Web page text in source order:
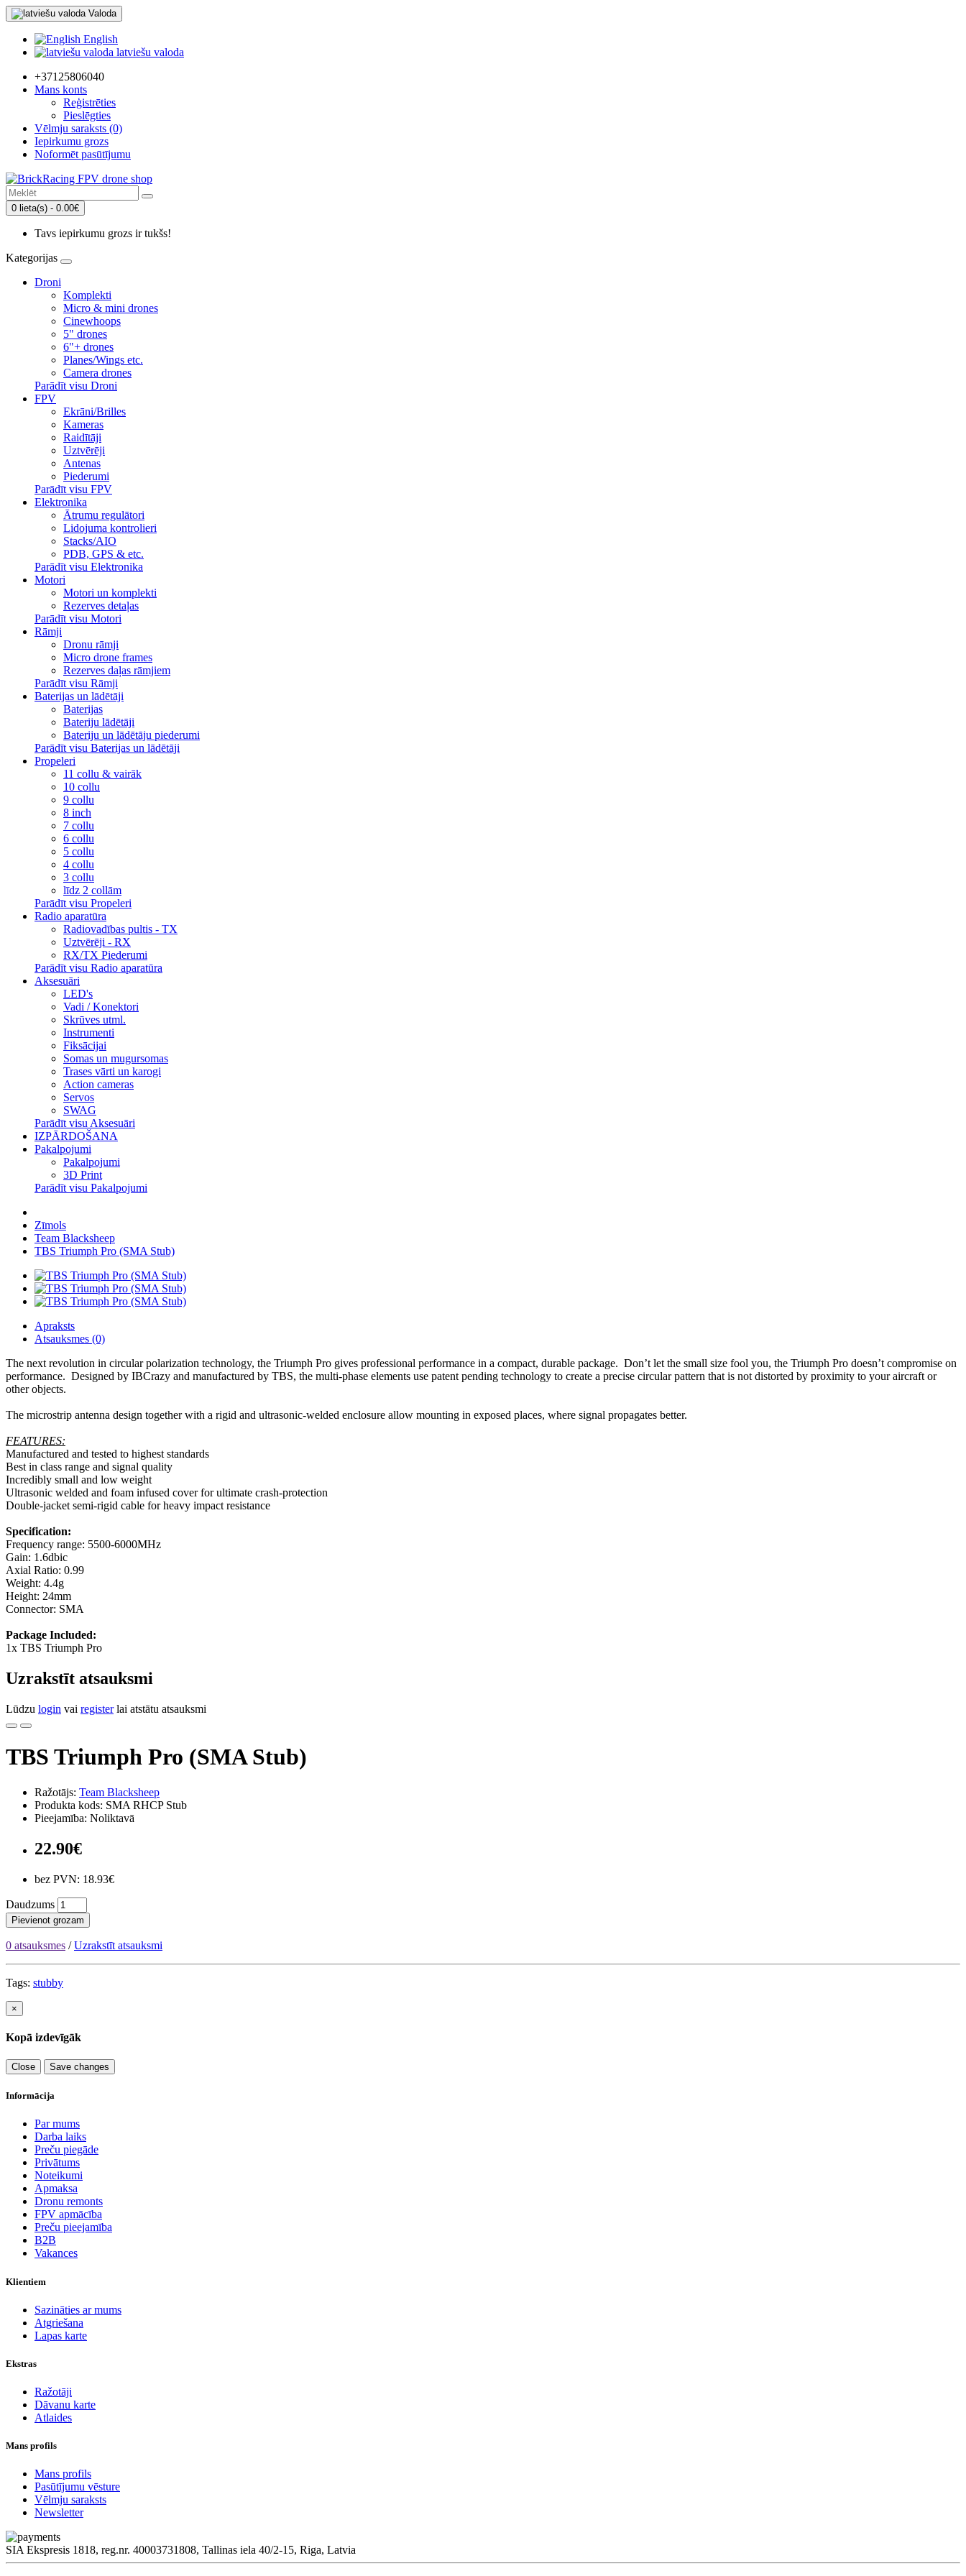
Valoda
English
latviešu valoda
+37125806040
Mans konts
Reģistrēties
Pieslēgties
Vēlmju saraksts (0)
Iepirkumu grozs
Noformēt pasūtījumu
0 lieta(s) - 0.00€
Tavs iepirkumu grozs ir tukšs!
Kategorijas
Droni
Komplekti
Micro & mini drones
Cinewhoops
5" drones
6"+ drones
Planes/Wings etc.
Camera drones
Parādīt visu Droni
FPV
Ekrāni/Brilles
Kameras
Raidītāji
Uztvērēji
Antenas
Piederumi
Parādīt visu FPV
Elektronika
Ātrumu regulātori
Lidojuma kontrolieri
Stacks/AIO
PDB, GPS & etc.
Parādīt visu Elektronika
Motori
Motori un komplekti
Rezerves detaļas
Parādīt visu Motori
Rāmji
Dronu rāmji
Micro drone frames
Rezerves daļas rāmjiem
Parādīt visu Rāmji
Baterijas un lādētāji
Baterijas
Bateriju lādētāji
Bateriju un lādētāju piederumi
Parādīt visu Baterijas un lādētāji
Propeleri
11 collu & vairāk
10 collu
9 collu
8 inch
7 collu
6 collu
5 collu
4 collu
3 collu
līdz 2 collām
Parādīt visu Propeleri
Radio aparatūra
Radiovadības pultis - TX
Uztvērēji - RX
RX/TX Piederumi
Parādīt visu Radio aparatūra
Aksesuāri
LED's
Vadi / Konektori
Skrūves utml.
Instrumenti
Fiksācijai
Somas un mugursomas
Trases vārti un karogi
Action cameras
Servos
SWAG
Parādīt visu Aksesuāri
IZPĀRDOŠANA
Pakalpojumi
Pakalpojumi
3D Print
Parādīt visu Pakalpojumi
Zīmols
Team Blacksheep
TBS Triumph Pro (SMA Stub)
Apraksts
Atsauksmes (0)
The next revolution in circular polarization technology, the Triumph Pro gives professional performance in a compact, durable package. Don’t let the small size fool you, the Triumph Pro doesn’t compromise on
performance. Designed by IBCrazy and manufactured by TBS, the multi-phase elements use patent pending technology to create a precise circular pattern that is not distorted by proximity to your aircraft or
other objects.
The microstrip antenna design together with a rigid and ultrasonic-welded enclosure allow mounting in exposed places, where signal propagates better.
FEATURES:
Manufactured and tested to highest standards
Best in class range and signal quality
Incredibly small and low weight
Ultrasonic welded and foam infused cover for ultimate crash-protection
Double-jacket semi-rigid cable for heavy impact resistance
Specification:
Frequency range: 5500-6000MHz
Gain: 1.6dbic
Axial Ratio: 0.99
Weight: 4.4g
Height: 24mm
Connector: SMA
Package Included:
1x TBS Triumph Pro
Uzrakstīt atsauksmi
Lūdzu login vai registerlai atstātu atsauksmi
TBS Triumph Pro (SMA Stub)
Ražotājs: Team Blacksheep
Produkta kods: SMA RHCP Stub
Pieejamība: Noliktavā
22.90€
bez PVN: 18.93€
Daudzums
Pievienot grozam
0 atsauksmes /Uzrakstīt atsauksmi
Tags: stubby
×
Kopā izdevīgāk
Close Save changes
Informācija
Par mums
Darba laiks
Preču piegāde
Privātums
Noteikumi
Apmaksa
Dronu remonts
FPV apmācība
Preču pieejamība
B2B
Vakances
Klientiem
Sazināties ar mums
Atgriešana
Lapas karte
Ekstras
Ražotāji
Dāvanu karte
Atlaides
Mans profils
Mans profils
Pasūtījumu vēsture
Vēlmju saraksts
Newsletter
SIA Ekspresis 1818, reg.nr. 40003731808, Tallinas iela 40/2-15, Riga, Latvia